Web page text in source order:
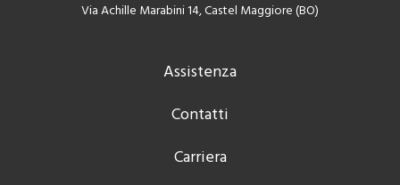
Via Achille Marabini 14, Castel Maggiore (BO)
Assistenza
Contatti
Carriera